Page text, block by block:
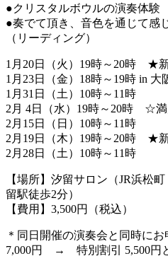
●クリスタルボウルの演奏体験
●奏でて頂き、音色を通じて感
（リーディング）
1月20日（火）19時～20時 ★
1月23日（金）18時～19時 in 大
1月31日（土）10時～11時
2月 4日（水）19時～20時 ☆満
2月15日（日）10時～11時
2月19日（木）19時～20時 ★
2月28日（土）10時～11時
【場所】汐留サロン（JR浜松
留駅徒歩2分）
【費用】3,500円（税込）
＊同日開催の演奏会と同時に
7,000円 → 特別割引 5,500円と